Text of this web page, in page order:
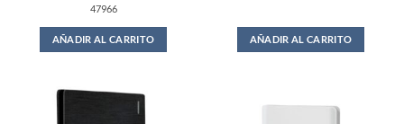
47966
AÑADIR AL CARRITO AÑADIR AL CARRITO